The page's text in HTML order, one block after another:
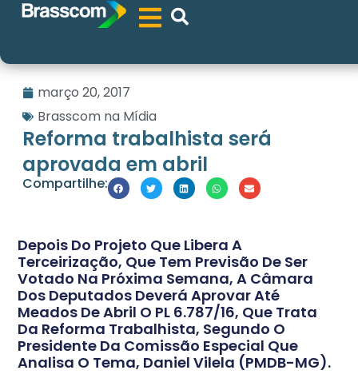
março 20, 2017
Brasscom na Mídia
Reforma trabalhista será
aprovada em abril
Compartilhe:
Depois Do Projeto Que Libera A
Terceirização, Que Tem Previsão De Ser
Votado Na Próxima Semana, A Câmara
Dos Deputados Deverá Aprovar Até
Meados De Abril O PL 6.787/16, Que Trata
Da Reforma Trabalhista, Segundo O
Presidente Da Comissão Especial Que
Analisa O Tema, Daniel Vilela (PMDB-MG).